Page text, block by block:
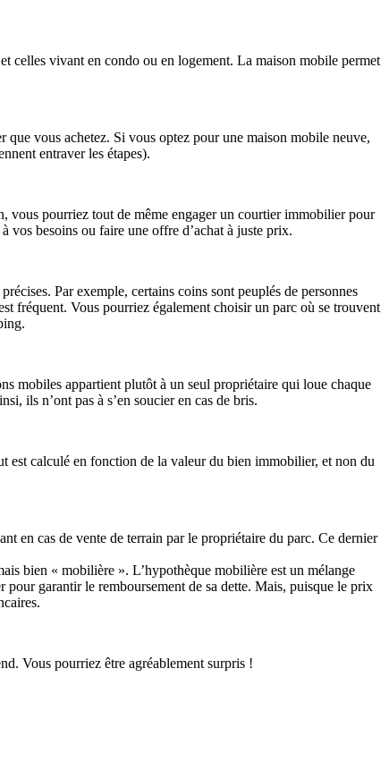
celles vivant en condo ou en logement. La maison mobile permet
vous achetez. Si vous optez pour une maison mobile neuve,
entraver les étapes).
vous pourriez tout de même engager un courtier immobilier pour
vos besoins ou faire une offre d’achat à juste prix.
Par exemple, certains coins sont peuplés de personnes
fréquent. Vous pourriez également choisir un parc où se trouvent
mobiles appartient plutôt à un seul propriétaire qui loue chaque
ils n’ont pas à s’en soucier en cas de bris.
est calculé en fonction de la valeur du bien immobilier, et non du
en cas de vente de terrain par le propriétaire du parc. Ce dernier
bien « mobilière ». L’hypothèque mobilière est un mélange
garantir le remboursement de sa dette. Mais, puisque le prix
Vous pourriez être agréablement surpris !